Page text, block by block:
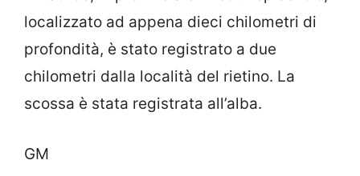
localizzato ad appena dieci chilometri di
profondità, è stato registrato a due
chilometri dalla località del rietino. La
scossa è stata registrata all’alba.
GM